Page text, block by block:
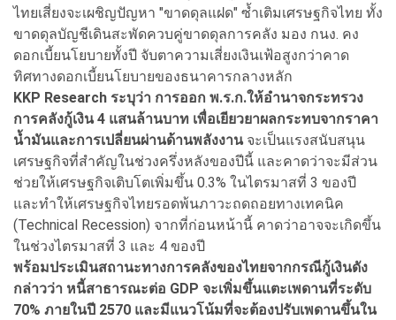
ไทยเสี่ยงจะเผชิญปัญหา "ขาดดุลแฝด" ซ้ำเติมเศรษฐกิจไทย ทั้ง
ขาดดุลบัญชีเดินสะพัดควบคู่ขาดดุลการคลัง มอง กนง. คง
ดอกเบี้ยนโยบายทั้งปี จับตาความเสี่ยงเงินเฟ้อสูงกว่าคาด
ทิศทางดอกเบี้ยนโยบายของธนาคารกลางหลัก
KKP Research ระบุว่า การออก พ.ร.ก.ให้อำนาจกระทรวง
การคลังกู้เงิน 4 แสนล้านบาท เพื่อเยียวยาผลกระทบจากราคา
น้ำมันและการเปลี่ยนผ่านด้านพลังงานจะเป็นแรงสนับสนุน
เศรษฐกิจที่สำคัญในช่วงครึ่งหลังของปีนี้ และคาดว่าจะมีส่วน
ช่วยให้เศรษฐกิจเติบโตเพิ่มขึ้น 0.3% ในไตรมาสที่ 3 ของปี
และทำให้เศรษฐกิจไทยรอดพ้นภาวะถดถอยทางเทคนิค
(Technical Recession) จากที่ก่อนหน้านี้ คาดว่าอาจจะเกิดขึ้น
ในช่วงไตรมาสที่ 3 และ 4 ของปี
พร้อมประเมินสถานะทางการคลังของไทยจากกรณีกู้เงินดัง
กล่าวว่า หนี้สาธารณะต่อ GDP จะเพิ่มขึ้นแตะเพดานที่ระดับ
70% ภายในปี 2570 และมีแนวโน้มที่จะต้องปรับเพดานขึ้นใน